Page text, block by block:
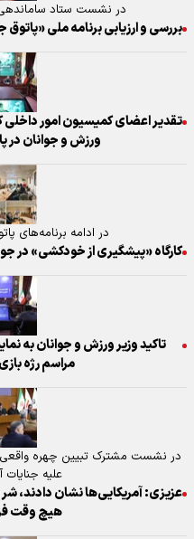
در نشست ستاد ساماندهی
بررسی و ارزیابی برنامه ملی «پاتوق
تقدیر اعضای کمیسیون امور داخلی
ورزش و جوانان در
در ادامه برنامه‌های
کارگاه «پیشگیری از خودکشی» در
تاکید وزیر ورزش و جوانان به
مراسم رژه
در نشست مشترک تبیین چهره
علیه
عزیزی: آمریکایی‌ها نشان دادند،
هیچ وقت